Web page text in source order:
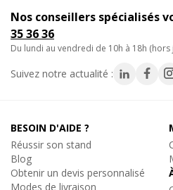
• IP 65
• 2,5/5/10/20 W sous 100 V par
• Boomer : 5 pouces au graphite
• Moteur 1 pouce dome en soie
• Dispersion : 90 x 80° HxV
• Connecteurs : Euroblock
• Construction en ABS
• Dimensions : 270 x 170 x 168 mm
Nos conseillers spécialisés
35 36 36
du lundi au vendredi de 10h à 18h
Suivez notre actualité :
BESOIN D'AIDE ?
Réussir son stand
Blog
Obtenir un devis personnalisé
Modes de livraison